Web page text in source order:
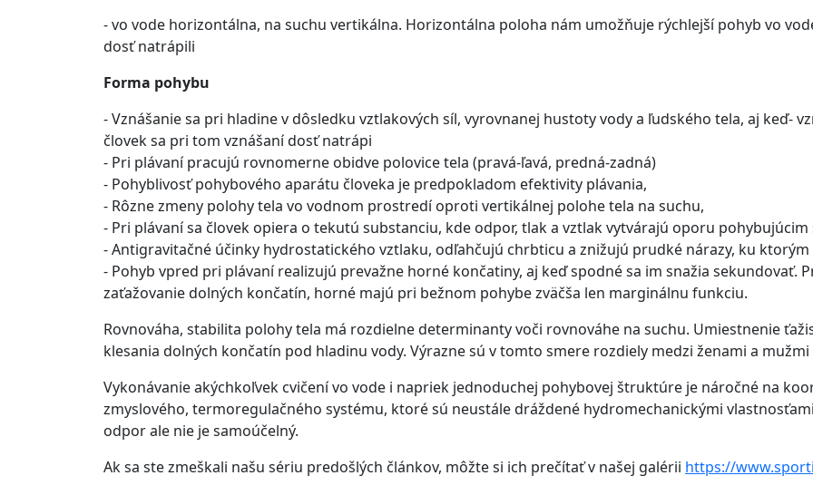
- vo vode horizontálna, na suchu vertikálna. Horizontálna poloha nám umožňuje rýchlejší pohyb vo
dosť natrápili
Forma pohybu
- Vznášanie sa pri hladine v dôsledku vztlakových síl, vyrovnanej hustoty vody a ľudského tela, aj keď-
človek sa pri tom vznášaní dosť natrápi
- Pri plávaní pracujú rovnomerne obidve polovice tela (pravá-ľavá, predná-zadná)
- Pohyblivosť pohybového aparátu človeka je predpokladom efektivity plávania,
- Rôzne zmeny polohy tela vo vodnom prostredí oproti vertikálnej polohe tela na suchu,
- Pri plávaní sa človek opiera o tekutú substanciu, kde odpor, tlak a vztlak vytvárajú oporu pohybujúcim
- Antigravitačné účinky hydrostatického vztlaku, odľahčujú chrbticu a znižujú prudké nárazy, ku ktorým
- Pohyb vpred pri plávaní realizujú prevažne horné končatiny, aj keď spodné sa im snažia sekundovať.
zaťažovanie dolných končatín, horné majú pri bežnom pohybe zväčša len marginálnu funkciu.
Rovnováha, stabilita polohy tela má rozdielne determinanty voči rovnováhe na suchu. Umiestnenie
klesania dolných končatín pod hladinu vody. Výrazne sú v tomto smere rozdiely medzi ženami a
Vykonávanie akýchkoľvek cvičení vo vode i napriek jednoduchej pohybovej štruktúre je náročné na
zmyslového, termoregulačného systému, ktoré sú neustále dráždené hydromechanickými
odpor ale nie je samoúčelný.
Ak sa ste zmeškali našu sériu predošlých článkov, môžte si ich prečítať v našej galérii https://